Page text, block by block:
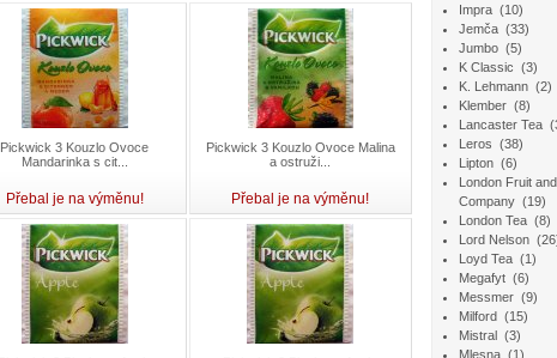
Pickwick 3 Kouzlo Ovoce
Mandarinka s cit...
Přebal je na výměnu!
Pickwick 3 Kouzlo Ovoce Malina
a ostruži...
Přebal je na výměnu!
Impra (10)
Jemča (33)
Jumbo (5)
K Classic (3)
K. Lehmann (2)
Klember (8)
Lancaster Tea
Leros (38)
Lipton (6)
London Fruit
Company (19)
London Tea (8)
Lord Nelson
Loyd Tea (1)
Megafyt (6)
Messmer (9)
Milford (15)
Mistral (3)
Mlesna (1)